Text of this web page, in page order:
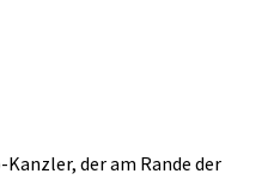
der am Rande der